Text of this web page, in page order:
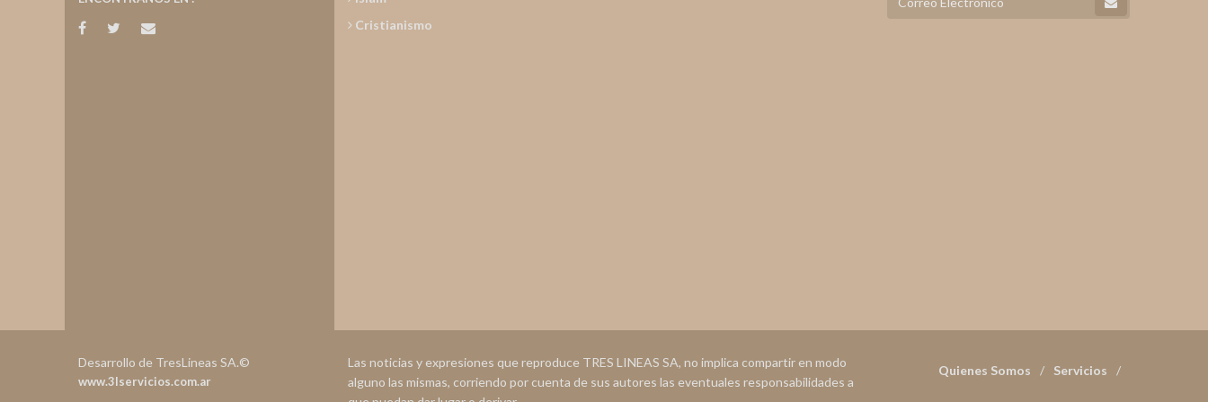
Cristianismo
Quienes Somos Servicios
Las noticias y expresiones que reproduce TRES LINEAS SA, no implica compartir en modo
alguno las mismas, corriendo por cuenta de sus autores las eventuales responsabilidades a
Desarrollo de TresLineas SA.©
www.3lservicios.com.ar